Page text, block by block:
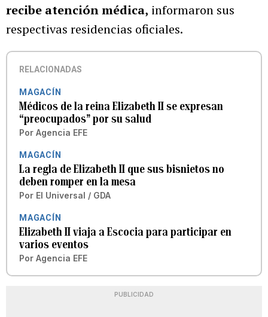
recibe atención médica, informaron sus
respectivas residencias oficiales.
RELACIONADAS
MAGACÍN
Médicos de la reina Elizabeth II se expresan
“preocupados” por su salud
Por Agencia EFE
MAGACÍN
La regla de Elizabeth II que sus bisnietos no
deben romper en la mesa
Por El Universal / GDA
MAGACÍN
Elizabeth II viaja a Escocia para participar en
varios eventos
Por Agencia EFE
PUBLICIDAD